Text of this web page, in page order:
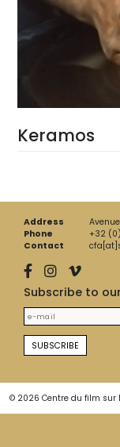
Keramos
Address
Phone
+32
Contact
Subscribe to
© 2026 Centre du film sur